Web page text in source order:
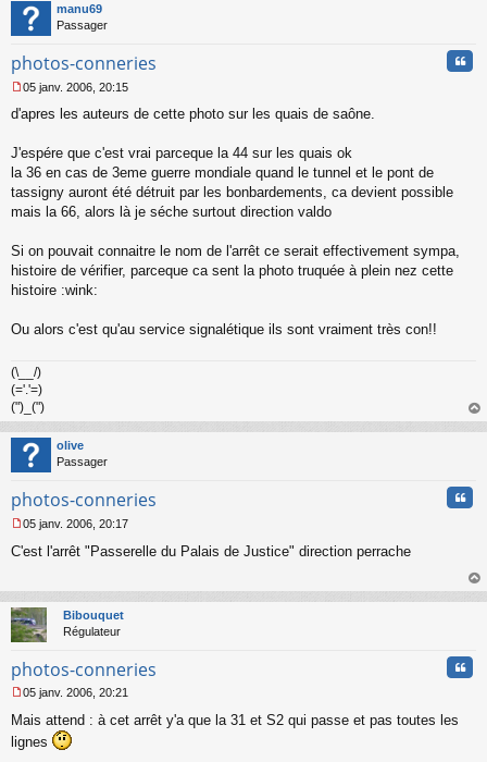
manu69
Passager
photos-conneries
e
s
a
g
e
n
u
05 janv. 2006, 20:15
d'apres les auteurs de cette photo sur les quais de saône.
J'espére que c'est vrai parceque la 44 sur les quais ok
la 36 en cas de 3eme guerre mondiale quand le tunnel et le pont de
tassigny auront été détruit par les bonbardements, ca devient possible
mais la 66, alors là je séche surtout direction valdo
Si on pouvait connaitre le nom de l'arrêt ce serait effectivement sympa,
histoire de vérifier, parceque ca sent la photo truquée à plein nez cette
histoire :wink:
Ou alors c'est qu'au service signalétique ils sont vraiment très con!!
(\__/)
(='.'=)
(")_(")
au
olive
Passager
photos-conneries
e
a
g
e
o
l
u
05 janv. 2006, 20:17
C'est l'arrêt "Passerelle du Palais de Justice" direction perrache
au
Bibouquet
Régulateur
photos-conneries
e
s
s
05 janv. 2006, 20:21
Mais attend : à cet arrêt y'a que la 31 et S2 qui passe et pas toutes les
lignes